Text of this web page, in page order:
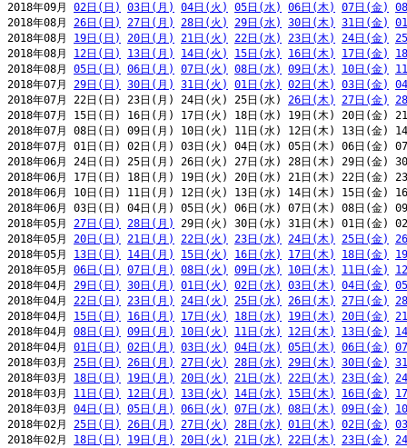
2018年09月 02日(日) 03日(月) 04日(火) 05日(水) 06日(木) 07日(金)
2018年08月 26日(日) 27日(月) 28日(火) 29日(水) 30日(木) 31日(金)
2018年08月 19日(日) 20日(月) 21日(火) 22日(水) 23日(木) 24日(金)
2018年08月 12日(日) 13日(月) 14日(火) 15日(水) 16日(木) 17日(金)
2018年08月 05日(日) 06日(月) 07日(火) 08日(水) 09日(木) 10日(金)
2018年07月 29日(日) 30日(月) 31日(火) 01日(水) 02日(木) 03日(金)
2018年07月 22日(日) 23日(月) 24日(火) 25日(水) 26日(木) 27日(金)
2018年07月 15日(日) 16日(月) 17日(火) 18日(水) 19日(木) 20日(金)
2018年07月 08日(日) 09日(月) 10日(火) 11日(水) 12日(木) 13日(金)
2018年07月 01日(日) 02日(月) 03日(火) 04日(水) 05日(木) 06日(金)
2018年06月 24日(日) 25日(月) 26日(火) 27日(水) 28日(木) 29日(金)
2018年06月 17日(日) 18日(月) 19日(火) 20日(水) 21日(木) 22日(金)
2018年06月 10日(日) 11日(月) 12日(火) 13日(水) 14日(木) 15日(金)
2018年06月 03日(日) 04日(月) 05日(火) 06日(水) 07日(木) 08日(金)
2018年05月 27日(日) 28日(月)
29日(火) 30日(水) 31日(木) 01日(金)
2018年05月 20日(日) 21日(月) 22日(火) 23日(水) 24日(木) 25日(金)
2018年05月 13日(日) 14日(月) 15日(火) 16日(水) 17日(木) 18日(金)
2018年05月 06日(日) 07日(月) 08日(火) 09日(水) 10日(木) 11日(金)
2018年04月 29日(日) 30日(月) 01日(火) 02日(水) 03日(木) 04日(金)
2018年04月 22日(日) 23日(月) 24日(火) 25日(水) 26日(木) 27日(金)
2018年04月 15日(日) 16日(月) 17日(火) 18日(水) 19日(木) 20日(金)
2018年04月 08日(日) 09日(月) 10日(火) 11日(水) 12日(木) 13日(金)
2018年04月 01日(日) 02日(月) 03日(火) 04日(水) 05日(木) 06日(金)
2018年03月 25日(日) 26日(月) 27日(火) 28日(水) 29日(木) 30日(金)
2018年03月 18日(日) 19日(月) 20日(火) 21日(水) 22日(木) 23日(金)
2018年03月 11日(日) 12日(月) 13日(火) 14日(水) 15日(木) 16日(金)
2018年03月 04日(日) 05日(月) 06日(火) 07日(水) 08日(木) 09日(金)
2018年02月 25日(日) 26日(月) 27日(火) 28日(水) 01日(木) 02日(金)
2018年02月 18日(日) 19日(月) 20日(火) 21日(水) 22日(木) 23日(金)